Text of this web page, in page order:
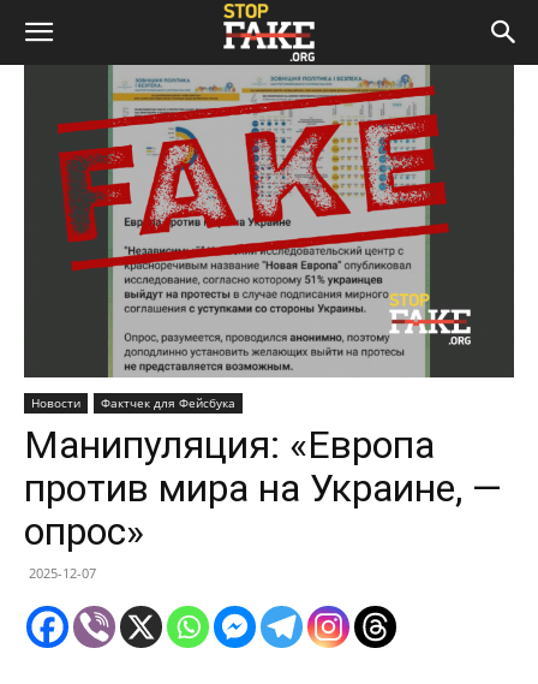
Новости Фактчек для Фейсбука
Манипуляция: «Европа
против мира на Украине, —
опрос»
2025-12-07